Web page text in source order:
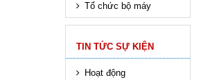
Tổ chức bộ máy
TIN TỨC SỰ KIỆN
Hoạt động